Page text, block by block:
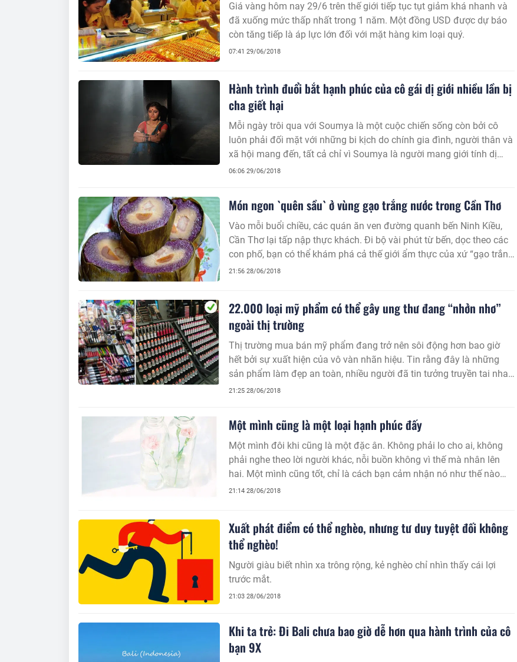
Giá vàng hôm nay 29/6 trên thế giới tiếp tục tụt giảm khá nhanh và
đã xuống mức thấp nhất trong 1 năm. Một đồng USD được dự báo
còn tăng tiếp là áp lực lớn đối với mặt hàng kim loại quý.
07:41 29/06/2018
Hành trình đuổi bắt hạnh phúc của cô gái dị giới nhiều lần bị
cha giết hại
Mỗi ngày trôi qua với Soumya là một cuộc chiến sống còn bởi cô
luôn phải đối mặt với những bi kịch do chính gia đình, người thân và
xã hội mang đến, tất cả chỉ vì Soumya là người mang giới tính dị
biệt.
06:06 29/06/2018
Món ngon `quên sầu` ở vùng gạo trắng nước trong Cần Thơ
Vào mỗi buổi chiều, các quán ăn ven đường quanh bến Ninh Kiều,
Cần Thơ lại tấp nập thực khách. Đi bộ vài phút từ bến, dọc theo các
con phố, bạn có thể khám phá cả thế giới ẩm thực của xứ “gạo trắng
nước trong” này.
21:56 28/06/2018
22.000 loại mỹ phẩm có thể gây ung thư đang “nhởn nhơ”
ngoài thị trường
Thị trường mua bán mỹ phẩm đang trở nên sôi động hơn bao giờ
hết bởi sự xuất hiện của vô vàn nhãn hiệu. Tin rằng đây là những
sản phẩm làm đẹp an toàn, nhiều người đã tin tưởng truyền tai nhau
mua về sử dụng.
21:25 28/06/2018
Một mình cũng là một loại hạnh phúc đấy
Một mình đôi khi cũng là một đặc ân. Không phải lo cho ai, không
phải nghe theo lời người khác, nỗi buồn không vì thế mà nhân lên
hai. Một mình cũng tốt, chỉ là cách bạn cảm nhận nó như thế nào
mà thôi.
21:14 28/06/2018
Xuất phát điểm có thể nghèo, nhưng tư duy tuyệt đối không
thể nghèo!
Người giàu biết nhìn xa trông rộng, kẻ nghèo chỉ nhìn thấy cái lợi
trước mắt.
21:03 28/06/2018
Khi ta trẻ: Đi Bali chưa bao giờ dễ hơn qua hành trình của cô
bạn 9X